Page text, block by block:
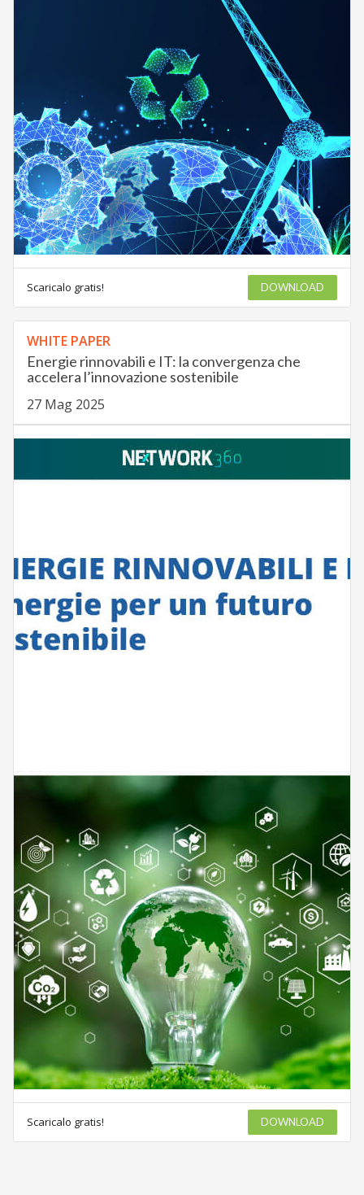
Scaricalo gratis! DOWNLOAD
WHITE PAPER
Energie rinnovabili e IT: la convergenza che
accelera l’innovazione sostenibile
27 Mag 2025
Scaricalo gratis! DOWNLOAD